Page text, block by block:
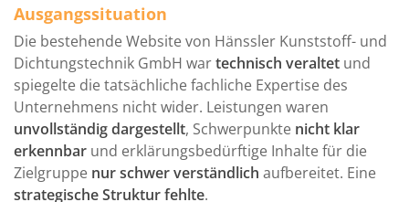
Ausgangssituation
Die bestehende Website von Hänssler Kunststoff- und
Dichtungstechnik GmbH wartechnisch veraltet und
spiegelte die tatsächliche fachliche Expertise des
Unternehmens nicht wider. Leistungen waren
unvollständig dargestellt, Schwerpunkte nicht klar
erkennbar und erklärungsbedürftige Inhalte für die
Zielgruppe nur schwer verständlich aufbereitet. Eine
strategische Struktur fehlte.